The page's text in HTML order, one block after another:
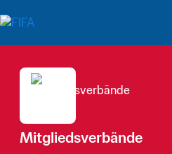
Mitgliedsverbände